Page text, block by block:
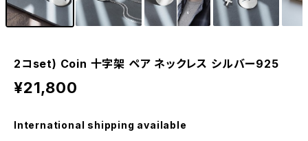
2コset) Coin 十字架 ペア ネックレス シルバー925
¥21,800
International shipping available